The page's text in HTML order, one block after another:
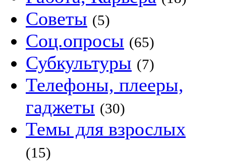
Советы (5)
Соц.опросы (65)
Субкультуры (7)
Телефоны, плееры,
гаджеты (30)
Темы для взрослых
(15)